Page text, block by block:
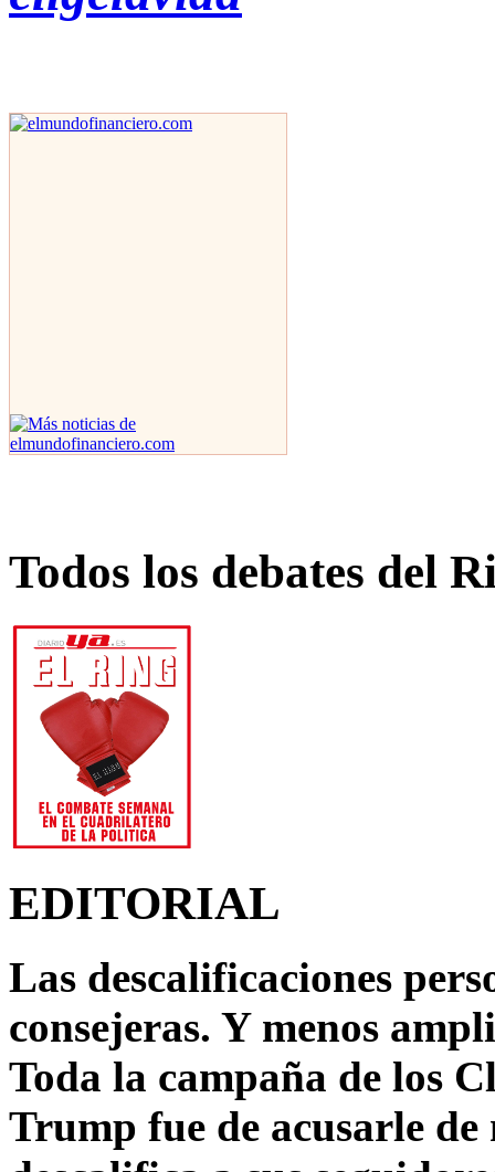
Todos los debates del
EDITORIAL
Las descalificaciones
consejeras. Y menos
Toda la campaña de los
Trump fue de acusarle